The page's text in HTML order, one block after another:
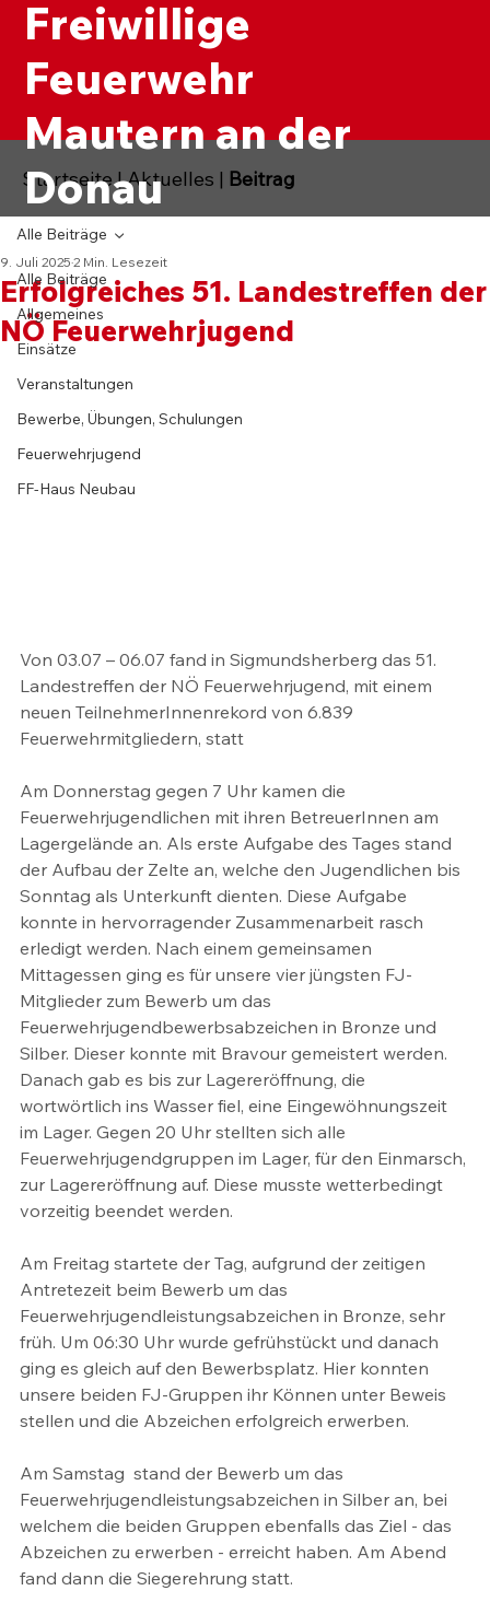
Freiwillige
Feuerwehr
Mautern an der
Donau
Alle Beiträge
Allgemeines
Einsätze
Veranstaltungen
Bewerbe, Übungen, Schulungen
Feuerwehrjugend
FF-Haus Neubau
Alle Beiträge
Erfolgreiches 51. Landestreffen der
NÖ Feuerwehrjugend
9. Juli 2025 2 Min. Lesezeit
Von 03.07 – 06.07 fand in Sigmundsherberg das 51.
Landestreffen der NÖ Feuerwehrjugend, mit einem
neuen TeilnehmerInnenrekord von 6.839
Feuerwehrmitgliedern, statt
Am Donnerstag gegen 7 Uhr kamen die
Feuerwehrjugendlichen mit ihren BetreuerInnen am
Lagergelände an. Als erste Aufgabe des Tages stand
der Aufbau der Zelte an, welche den Jugendlichen bis
Sonntag als Unterkunft dienten. Diese Aufgabe
konnte in hervorragender Zusammenarbeit rasch
erledigt werden. Nach einem gemeinsamen
Mittagessen ging es für unsere vier jüngsten FJ-
Mitglieder zum Bewerb um das
Feuerwehrjugendbewerbsabzeichen in Bronze und
Silber. Dieser konnte mit Bravour gemeistert werden.
Danach gab es bis zur Lagereröffnung, die
wortwörtlich ins Wasser fiel, eine Eingewöhnungszeit
im Lager. Gegen 20 Uhr stellten sich alle
Feuerwehrjugendgruppen im Lager, für den Einmarsch,
zur Lagereröffnung auf. Diese musste wetterbedingt
vorzeitig beendet werden.
Am Freitag startete der Tag, aufgrund der zeitigen
Antretezeit beim Bewerb um das
Feuerwehrjugendleistungsabzeichen in Bronze, sehr
früh. Um 06:30 Uhr wurde gefrühstückt und danach
ging es gleich auf den Bewerbsplatz. Hier konnten
unsere beiden FJ-Gruppen ihr Können unter Beweis
stellen und die Abzeichen erfolgreich erwerben.
Am Samstag  stand der Bewerb um das
Feuerwehrjugendleistungsabzeichen in Silber an, bei
welchem die beiden Gruppen ebenfalls das Ziel - das
Abzeichen zu erwerben - erreicht haben. Am Abend
fand dann die Siegerehrung statt.
Startseite|Aktuelles | Beitrag